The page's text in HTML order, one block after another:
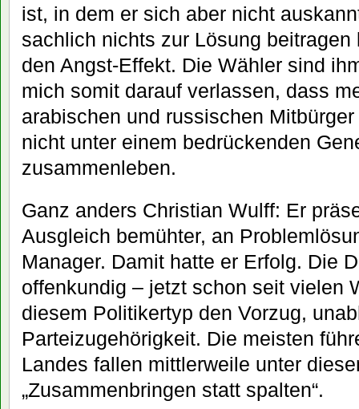
ist, in dem er sich aber nicht
sachlich nichts zur Lösung beitragen
den Angst-Effekt. Die Wähler sind
mich somit darauf verlassen, dass
arabischen und russischen
nicht unter einem bedrückenden
zusammenleben.
Ganz anders Christian Wulff: Er
Ausgleich bemühter, an
Manager. Damit hatte er Erfolg. Die
offenkundig – jetzt schon seit vielen
diesem Politikertyp den Vorzug,
Parteizugehörigkeit. Die meisten
Landes fallen mittlerweile unter
„Zusammenbringen statt spalten“.